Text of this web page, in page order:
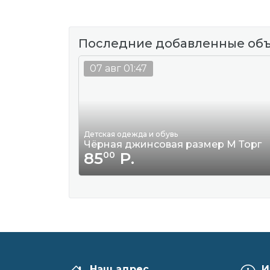
Последние добавленные
Детская одежда и обувь
Чёрная джинсовая размер М Торг
8500 Р.
07 авг 01:47